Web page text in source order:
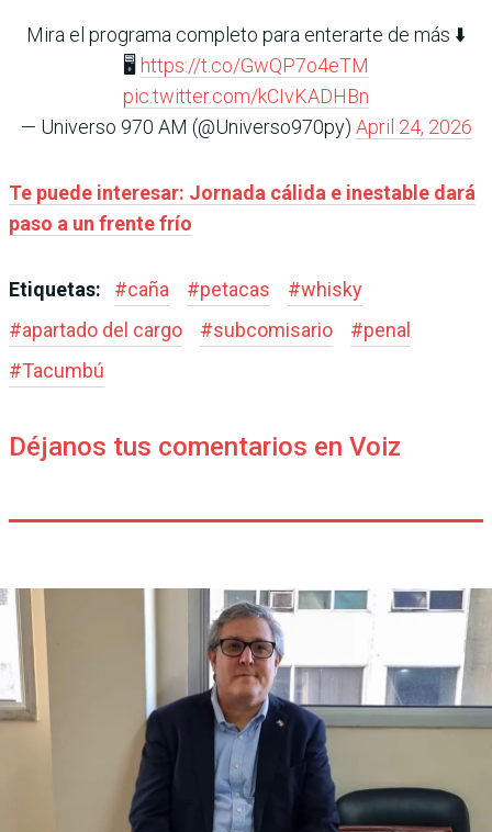
Mira el programa completo para enterarte de más ⬇️
🖥️ https://t.co/GwQP7o4eTM
pic.twitter.com/kCIvKADHBn
— Universo 970 AM (@Universo970py) April 24, 2026
Te puede interesar: Jornada cálida e inestable dará
paso a un frente frío
Etiquetas: #caña #petacas #whisky
#apartado del cargo #subcomisario #penal
#Tacumbú
Déjanos tus comentarios en Voiz